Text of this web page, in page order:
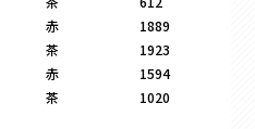
赤
1889
茶
1923
赤
1594
茶 1020